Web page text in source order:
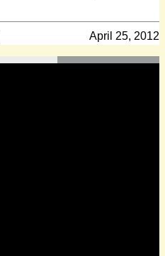
April 25, 2012